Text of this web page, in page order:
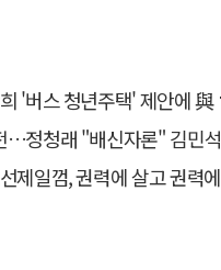
년주택' 제안에 與 내부서도 쓴소리
래 "배신자론" 김민석 "관리 무능"
껌, 권력에 살고 권력에 죽었다"